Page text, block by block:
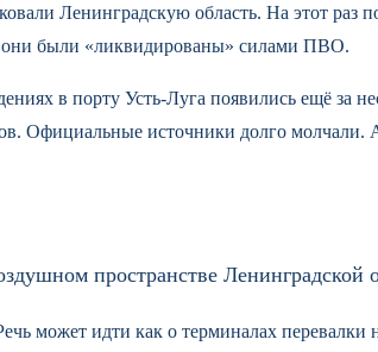
Ленинградскую область. На этот раз
они были «ликвидированы» силами ПВО.
в порту Усть-Луга появились ещё за
Официальные источники долго молчали.
пространстве
может идти как о терминалах